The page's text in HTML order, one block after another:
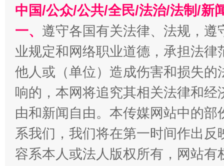
习近平的博鳌关键词
魏明亮
中国/公众/公共/全民/法治/法制/新
一、 遵守各国有关法律、法规，
业规定和网络职业道德，承担法
他人或（单位）造成伤害和损失
响的，本网将追究其相关法律和
由和新闻自由。本传媒网站中的
系我们，我们将在第一时间作出
容系本人或法人版权所有，网站